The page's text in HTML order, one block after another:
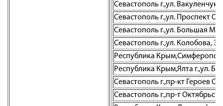
Севастополь г.,ул.
Севастополь г.,ул. Проспект
Севастополь г.,ул. Большая
Севастополь г.,ул. Колобова,
Республика
Республика Крым,Ялта г.,ул.
Севастополь г.,пр-кт Героев
Севастополь г.,пр-т